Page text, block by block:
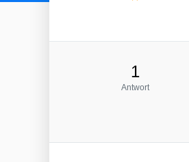
1
Antwort